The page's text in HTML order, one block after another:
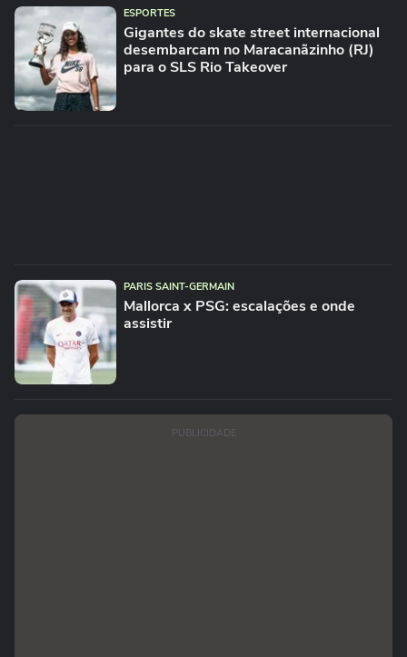
ESPORTES
Gigantes do skate street internacional
desembarcam no Maracanãzinho (RJ)
para o SLS Rio Takeover
PARIS SAINT-GERMAIN
Mallorca x PSG: escalações e onde
assistir
PUBLICIDADE